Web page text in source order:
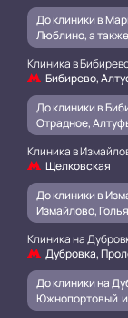
До клиники в
Люблино, а
Клиника в
Бибирево,
До клиники в
Отрадное,
Клиника в
Щелковская
До клиники в
Измайлово,
Клиника на
Дубровка,
До клиники на
Южнопортовый и